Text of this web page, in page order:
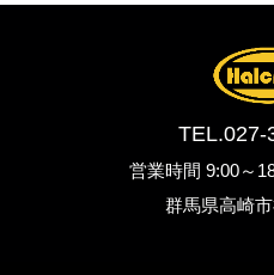
TEL.027-
営業時間 9:00～
群馬県高崎